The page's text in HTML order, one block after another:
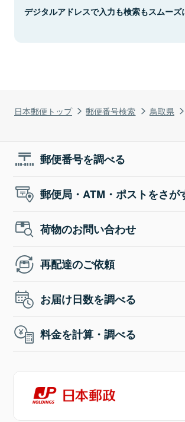
日本郵便トップ 郵便番号検索 鳥取県
デジタルアドレスで入力も検索もスムーズ
郵便番号を調べる
郵便局・ATM・ポストをさが
荷物のお問い合わせ
再配達のご依頼
お届け日数を調べる
料金を計算・調べる